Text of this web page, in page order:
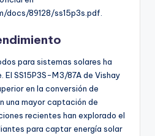
docs/89128/ss15p3s.pdf.
para sistemas solares ha
SS15P3S-M3/87A de Vishay
en la conversión de
una mayor captación de
recientes han explorado el
para captar energía solar